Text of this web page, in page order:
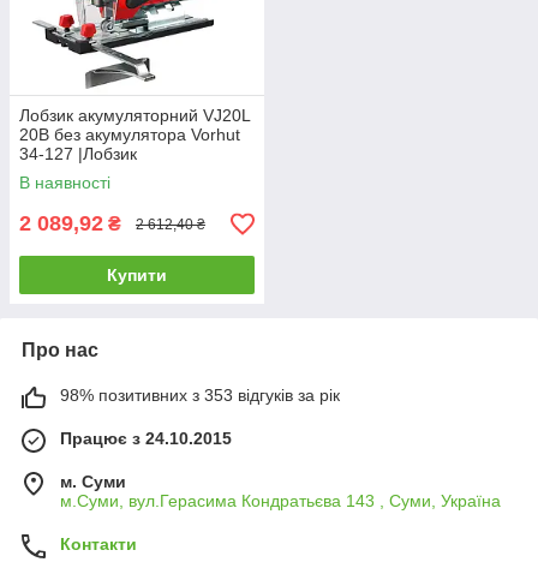
Лобзик акумуляторний VJ20L
20В без акумулятора Vorhut
34-127 |Лобзик
аккумуляторный VJ20L 20В
без аккумулятора Vorhut
В наявності
2 089,92 ₴ 2 612,40 ₴
Купити
Про нас
98% позитивних з 353 відгуків за рік
Працює з 24.10.2015
м. Суми
м.Суми, вул.Герасима Кондратьєва 143 , Суми, Україна
Контакти